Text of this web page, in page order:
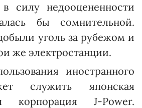
в силу недооцененности
бы сомнительной.
уголь за рубежом и
же электростанции.
иностранного
служить японская
корпорация J-Power.